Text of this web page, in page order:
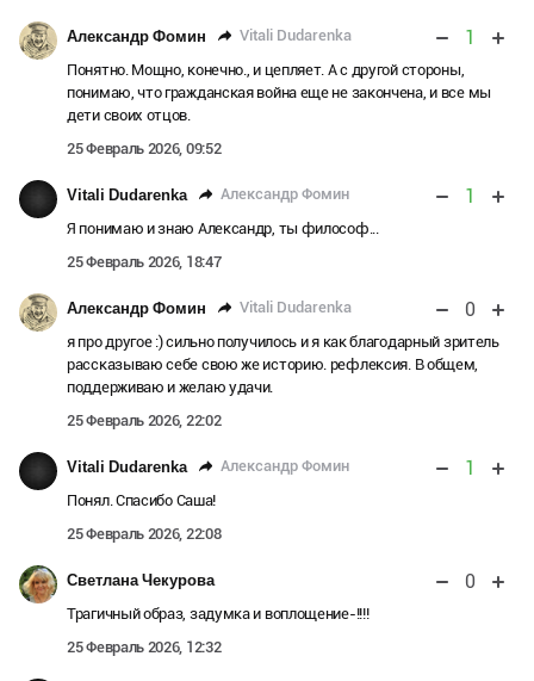
Александр Фомин Vitali Dudarenka 1
Понятно. Мощно, конечно., и цепляет. А с другой стороны,
понимаю, что гражданская война еще не закончена, и все мы
дети своих отцов.
25 Февраль 2026, 09:52
Vitali Dudarenka Александр Фомин 1
Я понимаю и знаю Александр, ты философ...
25 Февраль 2026, 18:47
Александр Фомин Vitali Dudarenka 0
я про другое :) сильно получилось и я как благодарный зритель
рассказываю себе свою же историю. рефлексия. В общем,
поддерживаю и желаю удачи.
25 Февраль 2026, 22:02
Vitali Dudarenka Александр Фомин 1
Понял. Спасибо Саша!
25 Февраль 2026, 22:08
Светлана Чекурова 0
Трагичный образ, задумка и воплощение-!!!!
25 Февраль 2026, 12:32